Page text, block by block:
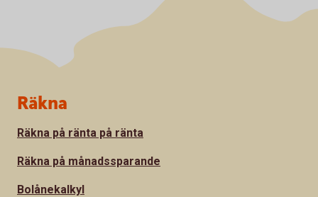
Sidfot
Räkna
Räkna på ränta på ränta
Räkna på månadssparande
Bolånekalkyl